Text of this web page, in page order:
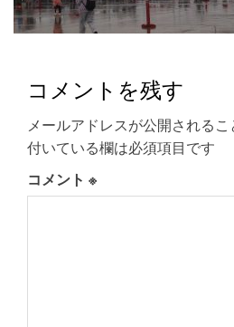
コメントを残す
メールアドレスが公開されるこ
付いている欄は必須項目です
コメント ※